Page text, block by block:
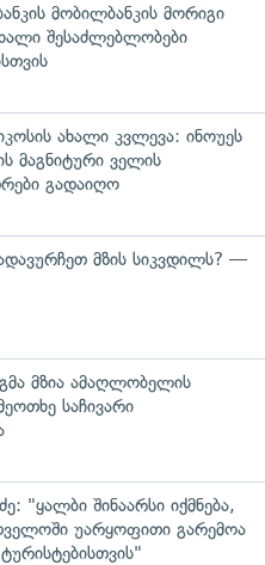
მობილბანკის მორიგი
შესაძლებლობები
ახალი კვლევა: ინოუეს
მაგნიტური ველის
გადაიღო
მზის სიკვდილს? —
მზია ამაღლობელის
საჩივარი
"ყალბი შინაარსი იქმნება,
უარყოფითი გარემოა